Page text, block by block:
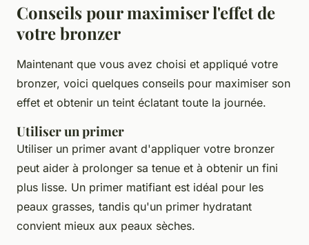
Conseils pour maximiser l'effet de
votre bronzer
Maintenant que vous avez choisi et appliqué votre
bronzer, voici quelques conseils pour maximiser son
effet et obtenir un teint éclatant toute la journée.
Utiliser un primer
Utiliser un primer avant d'appliquer votre bronzer
peut aider à prolonger sa tenue et à obtenir un fini
plus lisse. Un primer matifiant est idéal pour les
peaux grasses, tandis qu'un primer hydratant
convient mieux aux peaux sèches.